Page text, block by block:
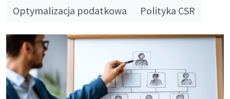
Optymalizacja podatkowa
Polityka CSR